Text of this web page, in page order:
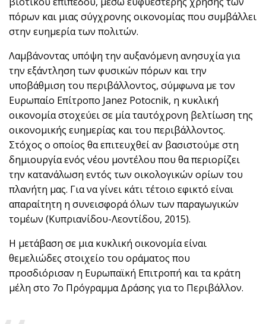
πόρων και μιας σύγχρονης οικονομίας που συμβάλλει
στην ευημερία των πολιτών.
Λαμβάνοντας υπόψη την αυξανόμενη ανησυχία για
την εξάντληση των φυσικών πόρων και την
υποβάθμιση του περιβάλλοντος, σύμφωνα με τον
Ευρωπαίο Επίτροπο Janez Potocnik, η κυκλική
οικονομία στοχεύει σε μία ταυτόχρονη βελτίωση της
οικονομικής ευημερίας και του περιβάλλοντος.
Στόχος ο οποίος θα επιτευχθεί αν βασιστούμε στη
δημιουργία ενός νέου μοντέλου που θα περιορίζει
την κατανάλωση εντός των οικολογικών ορίων του
πλανήτη μας. Για να γίνει κάτι τέτοιο εφικτό είναι
απαραίτητη η συνεισφορά όλων των παραγωγικών
τομέων (Κυπριανίδου-Λεοντίδου, 2015).
Η μετάβαση σε μια κυκλική οικονομία είναι
θεμελιώδες στοιχείο του οράματος που
προσδιόρισαν η Ευρωπαϊκή Επιτροπή και τα κράτη
μέλη στο 7ο Πρόγραμμα Δράσης για το Περιβάλλον.